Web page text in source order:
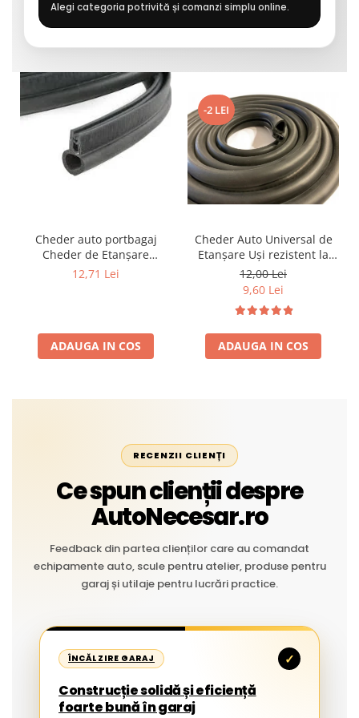
Alegi categoria potrivită și comanzi simplu online.
Cheder auto portbagaj
Cheder de Etanșare
Profesional din Cauciuc -
Liniar
12,71 Lei
ADAUGA IN COS
-2 LEI
Cheder Auto Universal de
Etanșare Uși rezistent la
intemperii, raze UV,
îmbătrânire și temperaturi
12,00 Lei
9,60 Lei
ADAUGA IN COS
RECENZII CLIENȚI
Ce spun clienții despre
AutoNecesar.ro
Feedback din partea clienților care au comandat
echipamente auto, scule pentru atelier, produse pentru
garaj și utilaje pentru lucrări practice.
ÎNCĂLZIRE GARAJ ✓
Construcție solidă și eficiență
foarte bună în garaj